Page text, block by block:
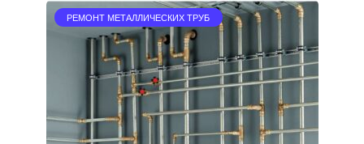
РЕМОНТ МЕТАЛЛИЧЕСКИХ ТРУБ